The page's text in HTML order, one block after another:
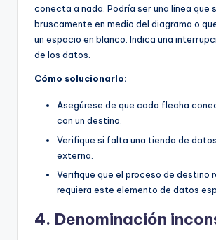
conecta a nada. Podría ser una línea que
bruscamente en medio del diagrama o
un espacio en blanco. Indica una
de los datos.
Cómo solucionarlo:
Asegúrese de que cada flecha
con un destino.
Verifique si falta una tienda de
externa.
Verifique que el proceso de destino
requiera este elemento de datos
4. Denominación